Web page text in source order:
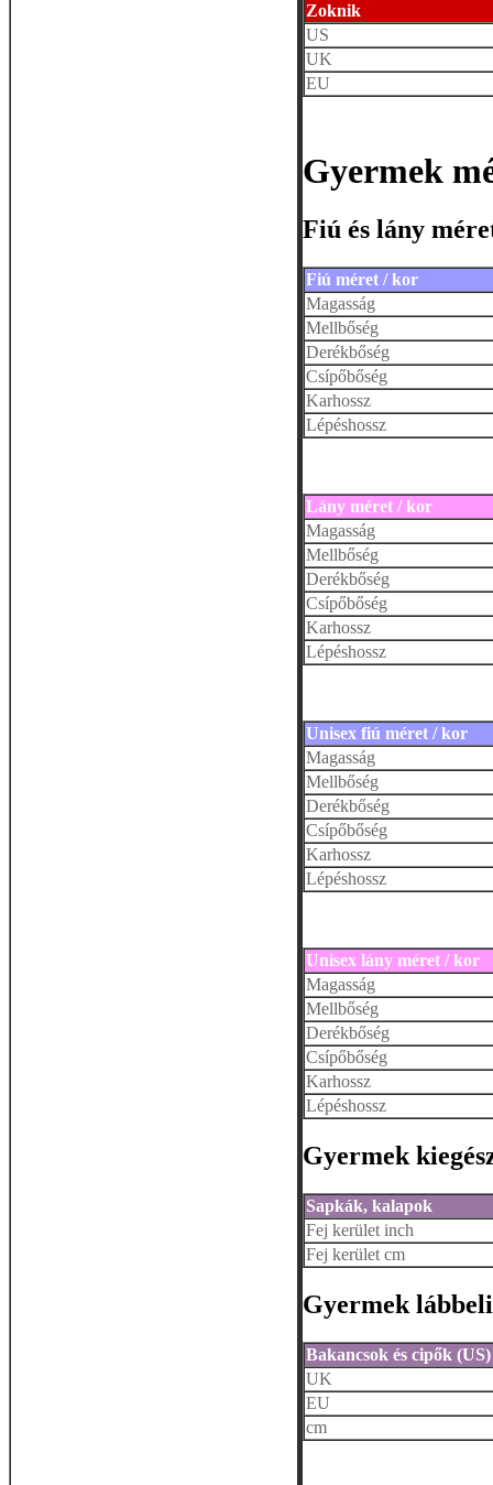
Zoknik
US
UK
EU
Gyermek
Fiú és lány
Fiú méret / kor
Magasság
Mellbőség
Derékbőség
Csípőbőség
Karhossz
Lépéshossz
Lány méret / kor
Magasság
Mellbőség
Derékbőség
Csípőbőség
Karhossz
Lépéshossz
Unisex fiú méret / kor
Magasság
Mellbőség
Derékbőség
Csípőbőség
Karhossz
Lépéshossz
Unisex lány méret / kor
Magasság
Mellbőség
Derékbőség
Csípőbőség
Karhossz
Lépéshossz
Gyermek
Sapkák, kalapok
Fej kerület inch
Fej kerület cm
Gyermek
Bakancsok és cipők (US)
UK
EU
cm